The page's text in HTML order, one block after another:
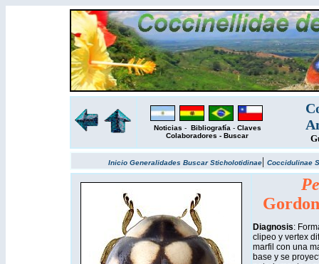
Noticias - Bibliografía - Claves
Colaboradores - Buscar
Inicio Generalidades BuscarSticholotidinae| Coccidulinae
Diagnosis:
clipeo y vertex
marfil con una
base y se